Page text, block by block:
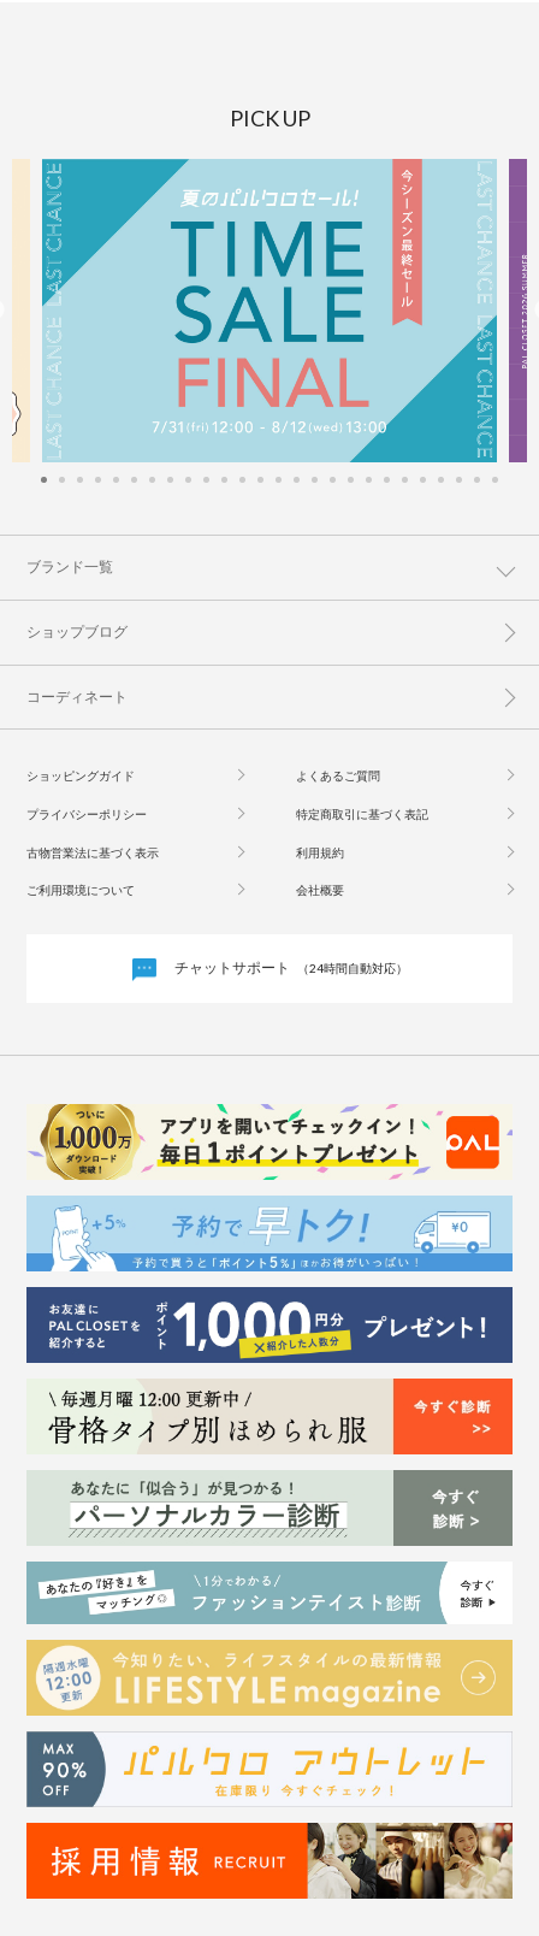
PICK UP
ブランド一覧
ショップブログ
コーディネート
ショッピングガイド よくあるご質問
プライバシーポリシー 特定商取引に基づく表記
古物営業法に基づく表示 利用規約
ご利用環境について 会社概要
チャットサポート （24時間自動対応）